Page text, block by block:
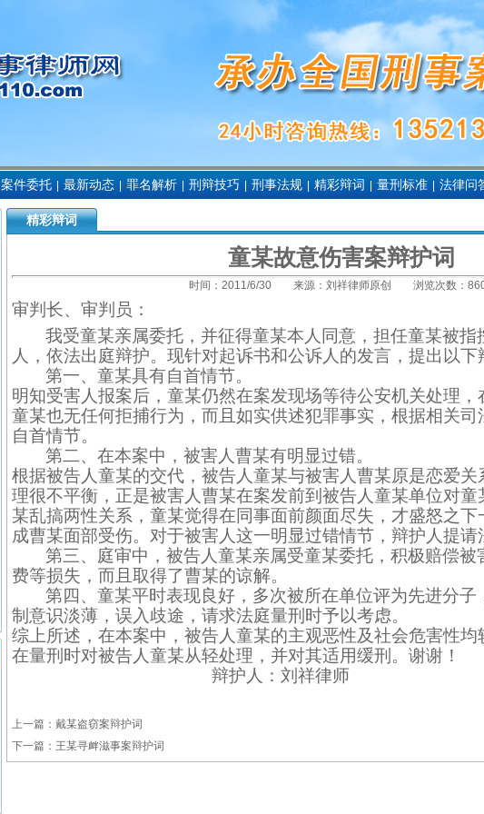
案件委托 最新动态 罪名解析 刑辩技巧 刑事法规 精彩辩词 量刑标准 法律问
精彩辩词
童某故意伤害案辩护词
时间： 2011/6/30 来源： 刘祥律师原创 浏览次数：
审判长、审判员：
我受童某亲属委托，并征得童某本人同意，担任童某被指
人，依法出庭辩护。现针对起诉书和公诉人的发言，提出以下
第一、童某具有自首情节。
明知受害人报案后，童某仍然在案发现场等待公安机关处理，
童某也无任何拒捕行为，而且如实供述犯罪事实，根据相关
自首情节。
第二、在本案中，被害人曹某有明显过错。
根据被告人童某的交代，被告人童某与被害人曹某原是恋爱
理很不平衡，正是被害人曹某在案发前到被告人童某单位对
某乱搞两性关系，童某觉得在同事面前颜面尽失，才盛怒之
成曹某面部受伤。对于被害人这一明显过错情节，辩护人提请
第三、庭审中，被告人童某亲属受童某委托，积极赔偿被
费等损失，而且取得了曹某的谅解。
第四、童某平时表现良好，多次被所在单位评为先进分
制意识淡薄，误入歧途，请求法庭量刑时予以考虑。
综上所述，在本案中，被告人童某的主观恶性及社会危害性
在量刑时对被告人童某从轻处理，并对其适用缓刑。谢谢！
辩护人：刘祥律师
上一篇： 戴某盗窃案辩护词
下一篇： 王某寻衅滋事案辩护词